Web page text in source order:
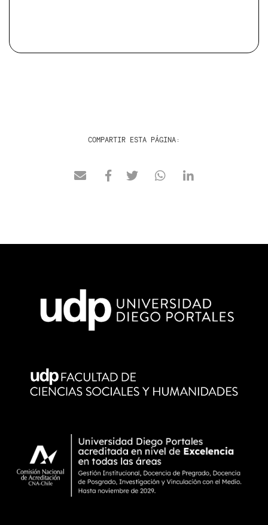
COMPARTIR ESTA PÁGINA: